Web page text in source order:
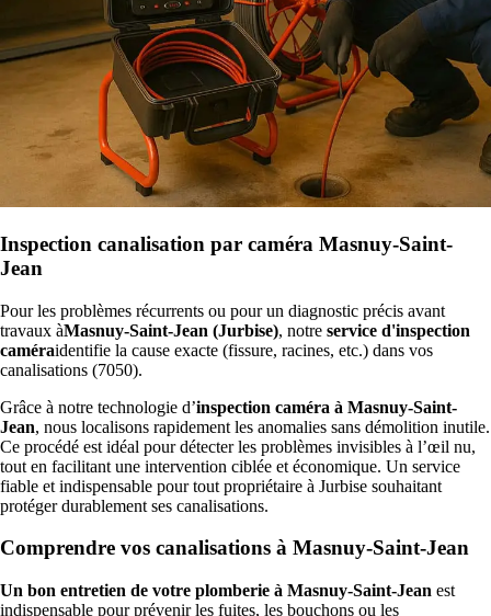
Inspection canalisation par caméra Masnuy-Saint-
Jean
Pour les problèmes récurrents ou pour un diagnostic précis avant
travaux àMasnuy-Saint-Jean (Jurbise), notre service d'inspection
caméraidentifie la cause exacte (fissure, racines, etc.) dans vos
canalisations (7050).
Grâce à notre technologie d’inspection caméra à Masnuy-Saint-
Jean, nous localisons rapidement les anomalies sans démolition inutile.
Ce procédé est idéal pour détecter les problèmes invisibles à l’œil nu,
tout en facilitant une intervention ciblée et économique. Un service
fiable et indispensable pour tout propriétaire à Jurbise souhaitant
protéger durablement ses canalisations.
Comprendre vos canalisations à Masnuy-Saint-Jean
Un bon entretien de votre plomberie à Masnuy-Saint-Jean est
indispensable pour prévenir les fuites, les bouchons ou les